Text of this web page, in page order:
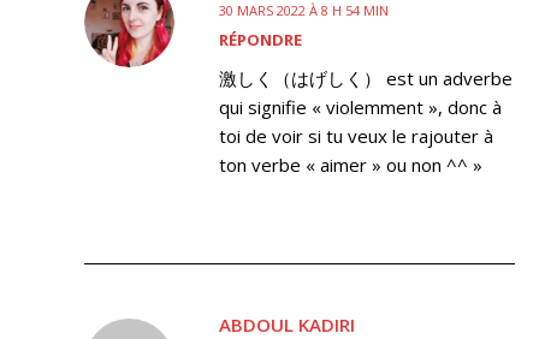
30 MARS 2022 À 8 H 54 MIN
RÉPONDRE
激しく（はげしく） est un adverbe
qui signifie « violemment », donc à
toi de voir si tu veux le rajouter à
ton verbe « aimer » ou non ^^ »
ABDOUL KADIRI